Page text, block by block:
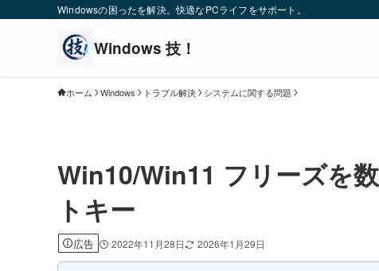
Windowsの困ったを解決。快適なPCライフをサポート。
ホーム Windows トラブル解決 システムに関する問題
Win10/Win11 フリーズを
トキー
広告 2022年11月28日 2026年1月29日